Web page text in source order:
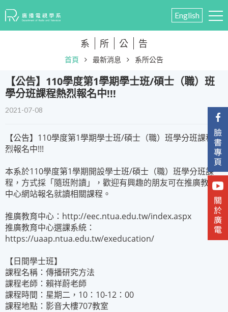
English
系 所 公 告
首頁 最新消息 系所公告
​【公告】110學度第1學期學士班/碩士（職）班
學分班課程熱烈報名中!!!
2021-07-08
【公告】110學度第1學期學士班/碩士（職）班學分班課程熱
烈報名中!!!
本系於110學度第1學期開設學士班/碩士（職）班學分班課
程，方式採「隨班附讀」，歡迎有興趣的朋友可在推廣教育
中心網站報名就讀相關課程。
推廣教育中心：http://eec.ntua.edu.tw/index.aspx
推廣教育中心選課系統：
https://uaap.ntua.edu.tw/exeducation/
【日間學士班】
課程名稱：傳播研究方法
課程老師：賴祥蔚老師
課程時間：星期二，10：10-12：00
課程地點：影音大樓707教室